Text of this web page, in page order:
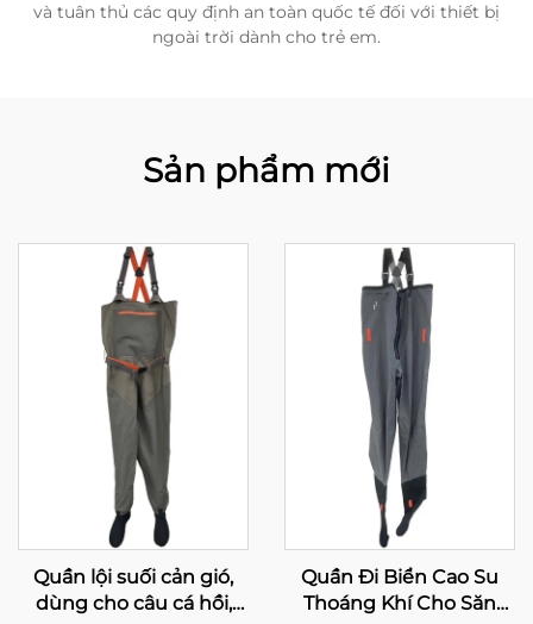
và tuân thủ các quy định an toàn quốc tế đối với thiết bị
ngoài trời dành cho trẻ em.
Sản phẩm mới
Quần lội suối cản gió,
dùng cho câu cá hồi,
Quần Đi Biển Cao Su
Thoáng Khí Cho Săn